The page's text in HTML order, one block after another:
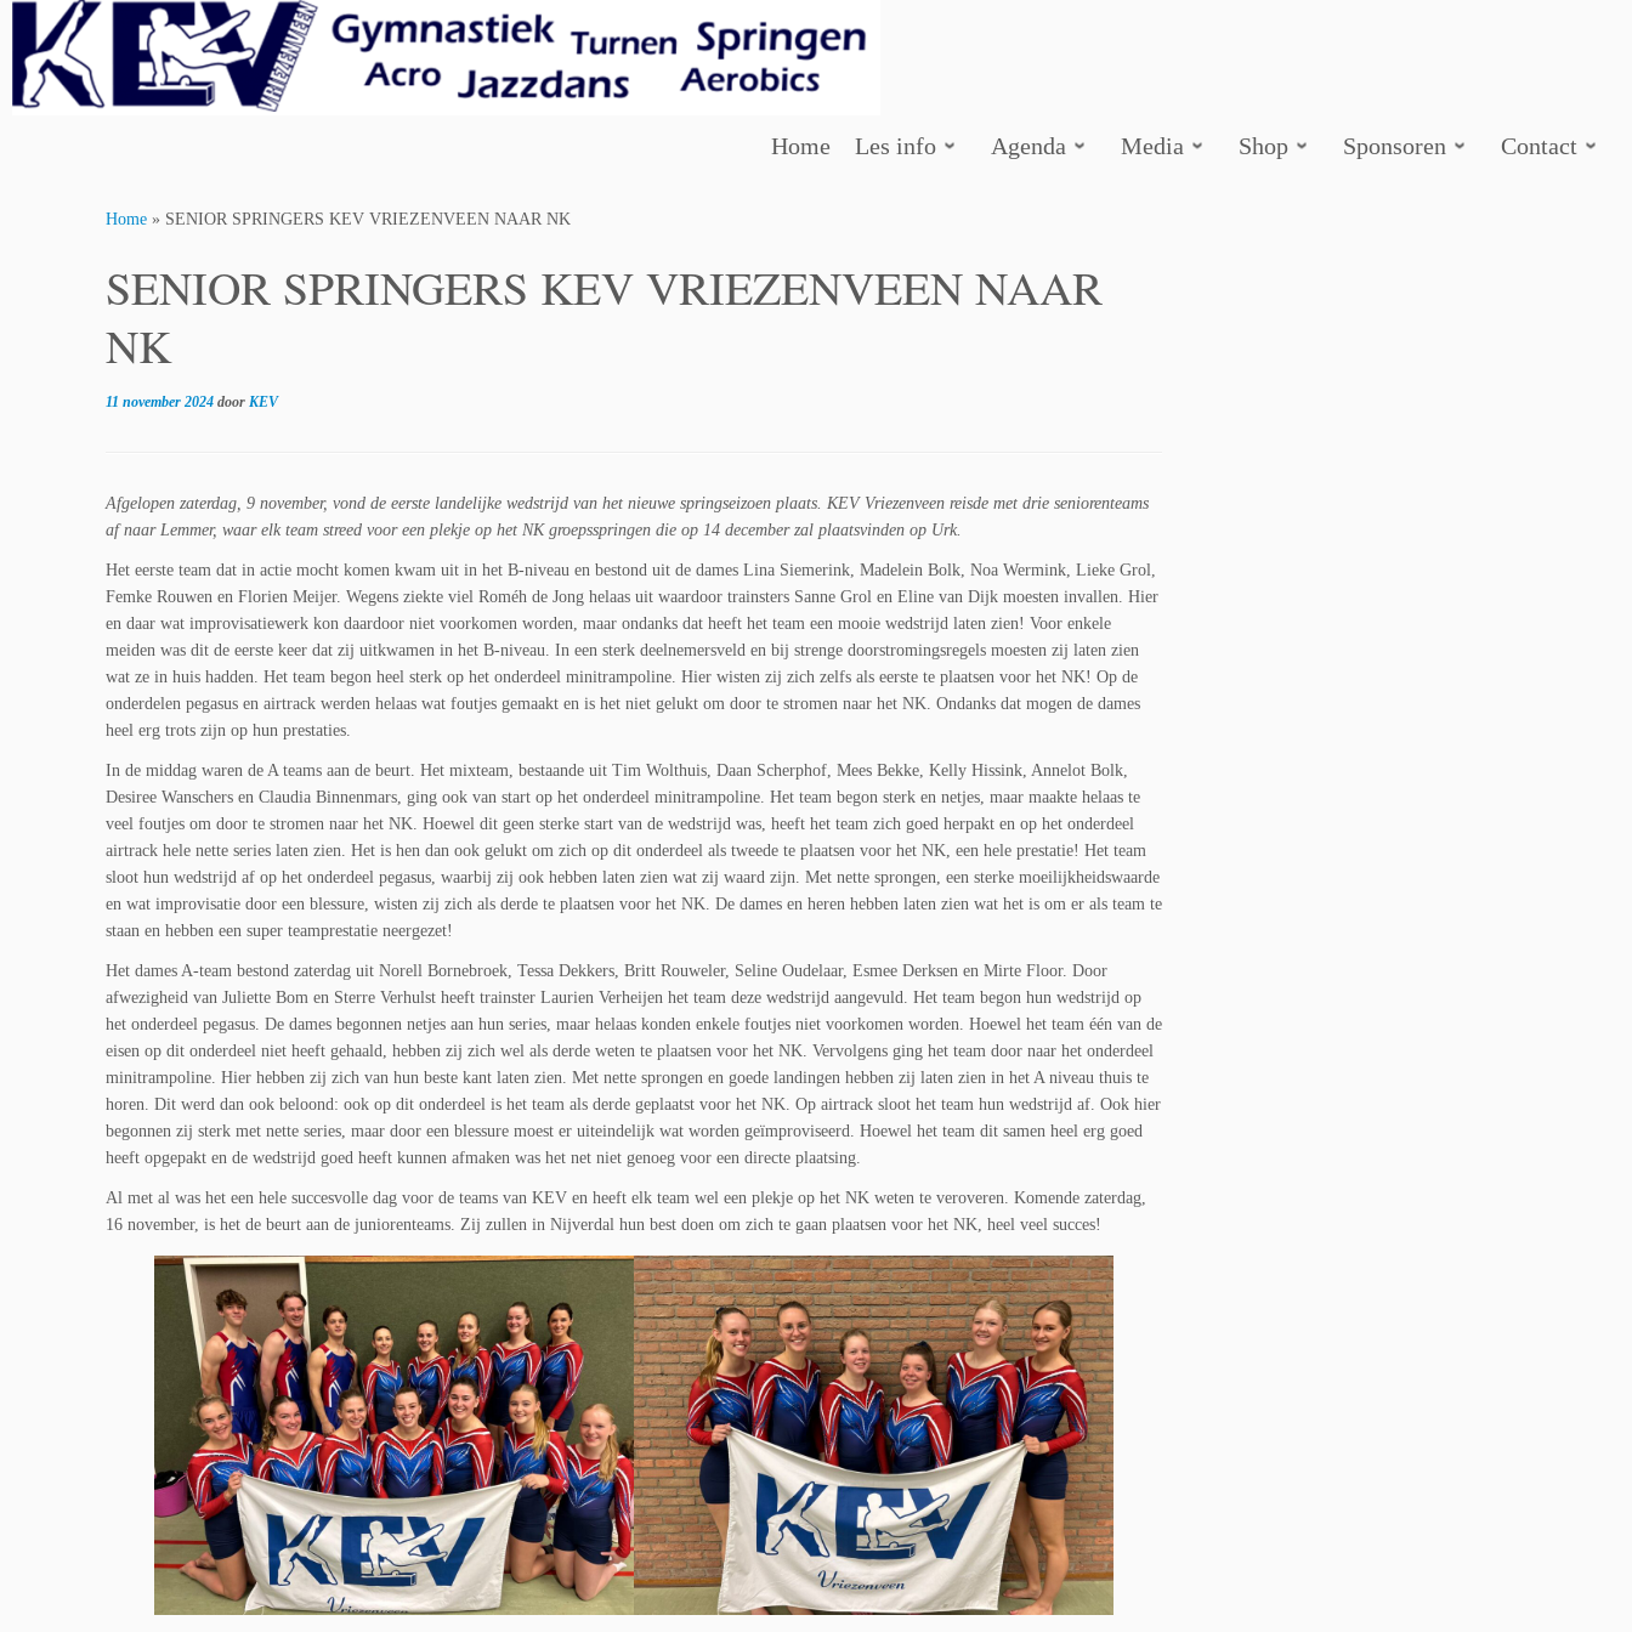
content
Home Les info Agenda Media Shop Sponsoren Contact
Home » SENIOR SPRINGERS KEV VRIEZENVEEN NAAR NK
SENIOR SPRINGERS KEV VRIEZENVEEN NAAR
NK
11 november 2024 door KEV
Afgelopen zaterdag, 9 november, vond de eerste landelijke wedstrijd van het nieuwe springseizoen plaats. KEV Vriezenveen reisde met drie seniorenteams
af naar Lemmer, waar elk team streed voor een plekje op het NK groepsspringen die op 14 december zal plaatsvinden op Urk.
Het eerste team dat in actie mocht komen kwam uit in het B-niveau en bestond uit de dames Lina Siemerink, Madelein Bolk, Noa Wermink, Lieke Grol,
Femke Rouwen en Florien Meijer. Wegens ziekte viel Roméh de Jong helaas uit waardoor trainsters Sanne Grol en Eline van Dijk moesten invallen. Hier
en daar wat improvisatiewerk kon daardoor niet voorkomen worden, maar ondanks dat heeft het team een mooie wedstrijd laten zien! Voor enkele
meiden was dit de eerste keer dat zij uitkwamen in het B-niveau. In een sterk deelnemersveld en bij strenge doorstromingsregels moesten zij laten zien
wat ze in huis hadden. Het team begon heel sterk op het onderdeel minitrampoline. Hier wisten zij zich zelfs als eerste te plaatsen voor het NK! Op de
onderdelen pegasus en airtrack werden helaas wat foutjes gemaakt en is het niet gelukt om door te stromen naar het NK. Ondanks dat mogen de dames
heel erg trots zijn op hun prestaties.
In de middag waren de A teams aan de beurt. Het mixteam, bestaande uit Tim Wolthuis, Daan Scherphof, Mees Bekke, Kelly Hissink, Annelot Bolk,
Desiree Wanschers en Claudia Binnenmars, ging ook van start op het onderdeel minitrampoline. Het team begon sterk en netjes, maar maakte helaas te
veel foutjes om door te stromen naar het NK. Hoewel dit geen sterke start van de wedstrijd was, heeft het team zich goed herpakt en op het onderdeel
airtrack hele nette series laten zien. Het is hen dan ook gelukt om zich op dit onderdeel als tweede te plaatsen voor het NK, een hele prestatie! Het team
sloot hun wedstrijd af op het onderdeel pegasus, waarbij zij ook hebben laten zien wat zij waard zijn. Met nette sprongen, een sterke moeilijkheidswaarde
en wat improvisatie door een blessure, wisten zij zich als derde te plaatsen voor het NK. De dames en heren hebben laten zien wat het is om er als team te
staan en hebben een super teamprestatie neergezet!
Het dames A-team bestond zaterdag uit Norell Bornebroek, Tessa Dekkers, Britt Rouweler, Seline Oudelaar, Esmee Derksen en Mirte Floor. Door
afwezigheid van Juliette Bom en Sterre Verhulst heeft trainster Laurien Verheijen het team deze wedstrijd aangevuld. Het team begon hun wedstrijd op
het onderdeel pegasus. De dames begonnen netjes aan hun series, maar helaas konden enkele foutjes niet voorkomen worden. Hoewel het team één van de
eisen op dit onderdeel niet heeft gehaald, hebben zij zich wel als derde weten te plaatsen voor het NK. Vervolgens ging het team door naar het onderdeel
minitrampoline. Hier hebben zij zich van hun beste kant laten zien. Met nette sprongen en goede landingen hebben zij laten zien in het A niveau thuis te
horen. Dit werd dan ook beloond: ook op dit onderdeel is het team als derde geplaatst voor het NK. Op airtrack sloot het team hun wedstrijd af. Ook hier
begonnen zij sterk met nette series, maar door een blessure moest er uiteindelijk wat worden geïmproviseerd. Hoewel het team dit samen heel erg goed
heeft opgepakt en de wedstrijd goed heeft kunnen afmaken was het net niet genoeg voor een directe plaatsing.
Al met al was het een hele succesvolle dag voor de teams van KEV en heeft elk team wel een plekje op het NK weten te veroveren. Komende zaterdag,
16 november, is het de beurt aan de juniorenteams. Zij zullen in Nijverdal hun best doen om zich te gaan plaatsen voor het NK, heel veel succes!